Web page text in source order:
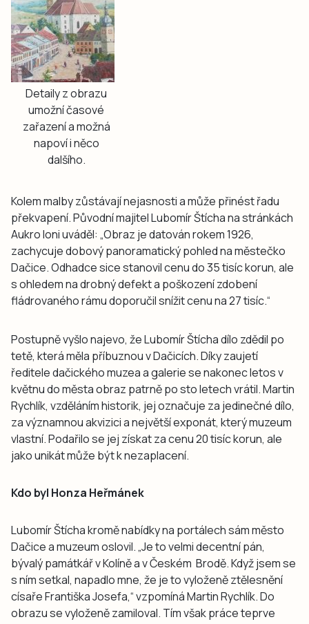
Detaily z obrazu
umožní časové
zařazení a možná
napoví i něco
dalšího.
Kolem malby zůstávají nejasnosti a může přinést řadu
překvapení. Původní majitel Lubomír Štícha na stránkách
Aukro loni uváděl: „Obraz je datován rokem 1926,
zachycuje dobový panoramatický pohled na městečko
Dačice. Odhadce sice stanovil cenu do 35 tisíc korun, ale
s ohledem na drobný defekt a poškození zdobení
fládrovaného rámu doporučil snížit cenu na 27 tisíc.“
Postupně vyšlo najevo, že Lubomír Štícha dílo zdědil po
tetě, která měla příbuznou v Dačicích. Díky zaujetí
ředitele dačického muzea a galerie se nakonec letos v
květnu do města obraz patrně po sto letech vrátil. Martin
Rychlík, vzděláním historik, jej označuje za jedinečné dílo,
za významnou akvizici a největší exponát, který muzeum
vlastní. Podařilo se jej získat za cenu 20 tisíc korun, ale
jako unikát může být k nezaplacení.
Kdo byl Honza Heřmánek
Lubomír Štícha kromě nabídky na portálech sám město
Dačice a muzeum oslovil. „Je to velmi decentní pán,
bývalý památkář v Kolíně a v Českém Brodě. Když jsem se
s ním setkal, napadlo mne, že je to vyloženě ztělesnění
císaře Františka Josefa,“ vzpomíná Martin Rychlík. Do
obrazu se vyloženě zamiloval. Tím však práce teprve